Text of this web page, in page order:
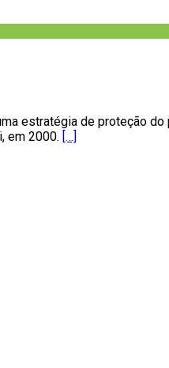
estratégia de proteção do
em 2000. […]